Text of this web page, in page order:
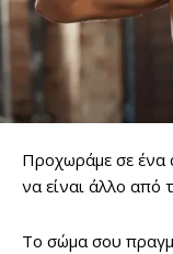
Προχωράμε σε ένα
να είναι άλλο από
Το σώμα σου